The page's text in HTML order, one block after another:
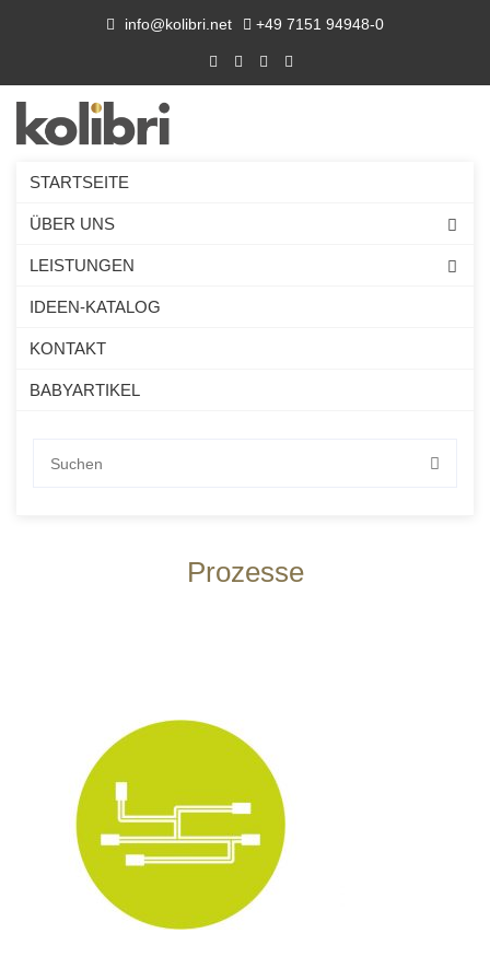
info@kolibri.net +49 7151 94948-0
STARTSEITE
ÜBER UNS
LEISTUNGEN
IDEEN-KATALOG
KONTAKT
BABYARTIKEL
Prozesse